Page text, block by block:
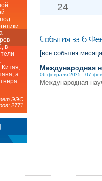
24
События за 6
[все события
Международная
06 февраля 2025 - 07
Международная
в
Китая,
а
ЭЭС
2771